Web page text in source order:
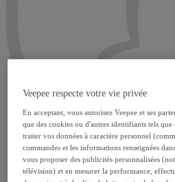
Veepee respecte votre vie privée
En acceptant, vous autorisez Veepee et ses
que des cookies ou d'autres identifiants tels
traiter vos données à caractère personnel
commandes et les informations renseignées
vous proposer des publicités personnalisées
télévision) et en mesurer la performance,